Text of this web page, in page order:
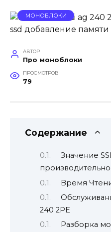
МОНОБЛОКИ
АВТОР
Про моноблоки
ПРОСМОТРОВ
79
Содержание
Значение
Время
240 2PE
Разборка